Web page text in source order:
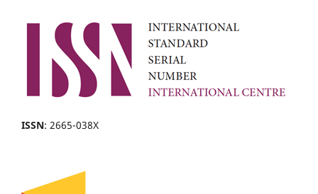
ISSN: 2665-038X